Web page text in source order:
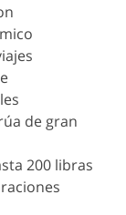
de gran
200 libras